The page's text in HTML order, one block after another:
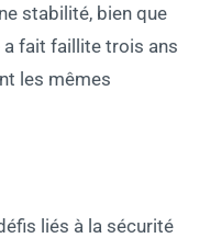
stabilité, bien que
fait faillite trois ans
les mêmes
liés à la sécurité